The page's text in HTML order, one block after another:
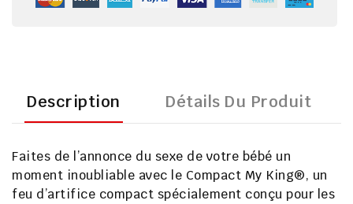
Description Détails Du Produit
Faites de l’annonce du sexe de votre bébé un
moment inoubliable avec le Compact My King®, un
feu d’artifice compact spécialement conçu pour les